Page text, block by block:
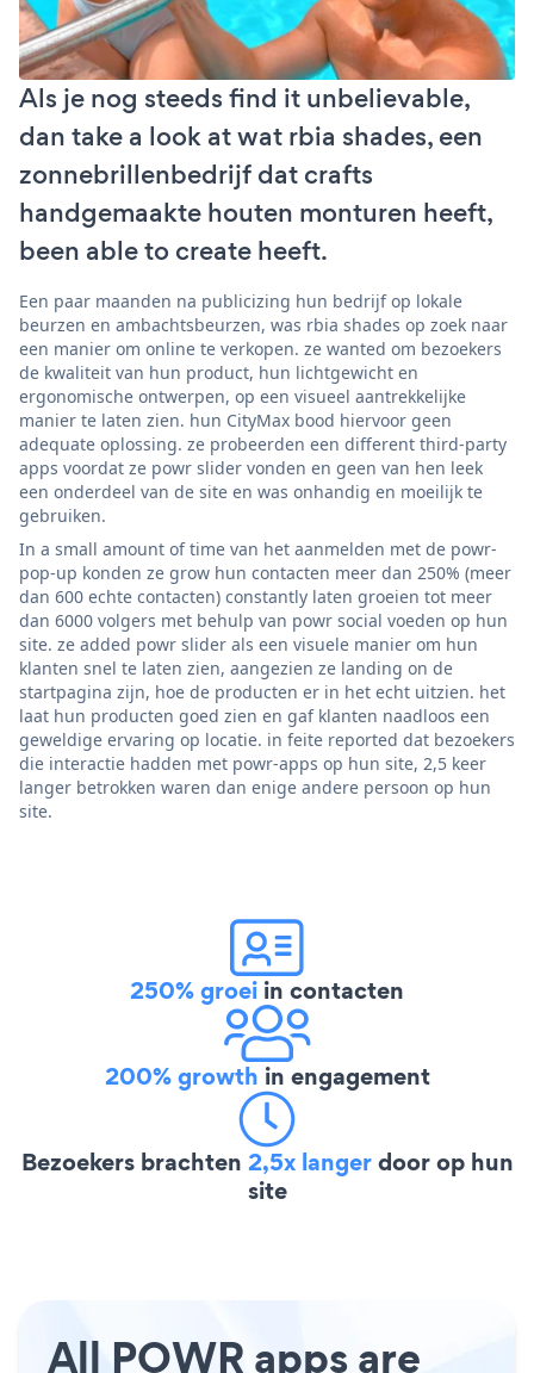
Als je nog steeds find it unbelievable,
dan take a look at wat rbia shades, een
zonnebrillenbedrijf dat crafts
handgemaakte houten monturen heeft,
been able to create heeft.
Een paar maanden na publicizing hun bedrijf op lokale
beurzen en ambachtsbeurzen, was rbia shades op zoek naar
een manier om online te verkopen. ze wanted om bezoekers
de kwaliteit van hun product, hun lichtgewicht en
ergonomische ontwerpen, op een visueel aantrekkelijke
manier te laten zien. hun CityMax bood hiervoor geen
adequate oplossing. ze probeerden een different third-party
apps voordat ze powr slider vonden en geen van hen leek
een onderdeel van de site en was onhandig en moeilijk te
gebruiken.
In a small amount of time van het aanmelden met de powr-
pop-up konden ze grow hun contacten meer dan 250% (meer
dan 600 echte contacten) constantly laten groeien tot meer
dan 6000 volgers met behulp van powr social voeden op hun
site. ze added powr slider als een visuele manier om hun
klanten snel te laten zien, aangezien ze landing on de
startpagina zijn, hoe de producten er in het echt uitzien. het
laat hun producten goed zien en gaf klanten naadloos een
geweldige ervaring op locatie. in feite reported dat bezoekers
die interactie hadden met powr-apps op hun site, 2,5 keer
langer betrokken waren dan enige andere persoon op hun
site.
250% groei in contacten
200% growth in engagement
Bezoekers brachten 2,5x langerdoor op hun
site
All POWR apps are